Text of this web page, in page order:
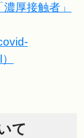
厚接触者」
て